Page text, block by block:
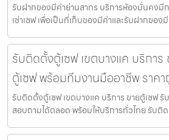
รับฝากของมีค่าย่านสาทร บริการห้องมั่นคงมี
เช่าเซฟ เพื่อเป็นที่เก็บของมีค่าและรับฝากของ
รับติดตั้งตู้เซฟ เขตบางแค บริกา
ตู้เซฟ พร้อมทีมงานมืออาชีพ ราค
รับติดตั้งตู้เซฟ เขตบางแค บริการ ขายตู้เซฟ
สอบถามได้ตลอด พร้อมให้บริการทั่วไทย รับติด